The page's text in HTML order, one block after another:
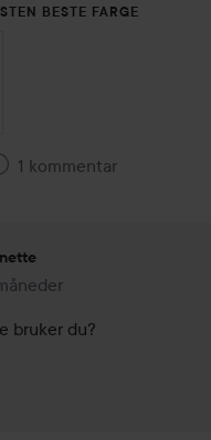
BESTE FARGE
1 kommentar
lades 10 måneder
bruker du?